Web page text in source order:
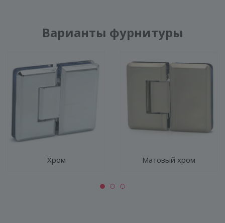
Варианты фурнитуры
Хром Матовый хром